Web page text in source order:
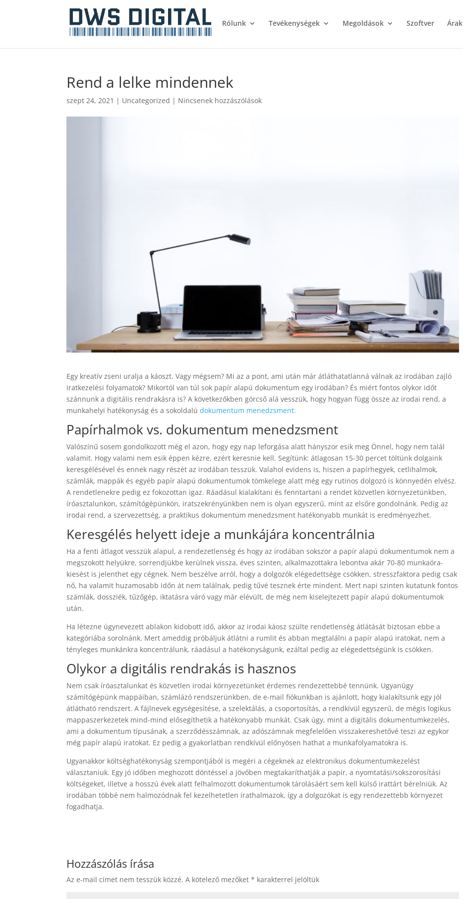
Rólunk Tevékenységek Megoldások Szoftver Árak
Rend a lelke mindennek
szept 24, 2021 | Uncategorized | Nincsenek hozzászólások
Egy kreatív zseni uralja a káoszt. Vagy mégsem? Mi az a pont, ami után már átláthatatlanná válnak az irodában zajló
iratkezelési folyamatok? Mikortól van túl sok papír alapú dokumentum egy irodában? És miért fontos olykor időt
szánnunk a digitális rendrakásra is? A következőkben górcső alá vesszük, hogy hogyan függ össze az irodai rend, a
munkahelyi hatékonyság és a sokoldalúdokumentum menedzsment.
Papírhalmok vs. dokumentum menedzsment
Valószínű sosem gondolkozott még el azon, hogy egy nap leforgása alatt hányszor esik meg Önnel, hogy nem talál
valamit. Hogy valami nem esik éppen kézre, ezért keresnie kell. Segítünk: átlagosan 15-30 percet töltünk dolgaink
keresgélésével és ennek nagy részét az irodában tesszük. Valahol evidens is, hiszen a papírhegyek, cetlihalmok,
számlák, mappák és egyéb papír alapú dokumentumok tömkelege alatt még egy rutinos dolgozó is könnyedén elvész.
A rendetlenekre pedig ez fokozottan igaz. Ráadásul kialakítani és fenntartani a rendet közvetlen környezetünkben,
íróasztalunkon, számítógépünkön, iratszekrényünkben nem is olyan egyszerű, mint az elsőre gondolnánk. Pedig az
irodai rend, a szervezettség, a praktikus dokumentum menedzsment hatékonyabb munkát is eredményezhet.
Keresgélés helyett ideje a munkájára koncentrálnia
Ha a fenti átlagot vesszük alapul, a rendezetlenség és hogy az irodában sokszor a papír alapú dokumentumok nem a
megszokott helyükre, sorrendjükbe kerülnek vissza, éves szinten, alkalmazottakra lebontva akár 70-80 munkaóra-
kiesést is jelenthet egy cégnek. Nem beszélve arról, hogy a dolgozók elégedettsége csökken, stresszfaktora pedig csak
nő, ha valamit huzamosabb időn át nem találnak, pedig tűvé tesznek érte mindent. Mert napi szinten kutatunk fontos
számlák, dossziék, tűzőgép, iktatásra váró vagy már elévült, de még nem kiselejtezett papír alapú dokumentumok
után.
Ha létezne úgynevezett ablakon kidobott idő, akkor az irodai káosz szülte rendetlenség átlátását biztosan ebbe a
kategóriába sorolnánk. Mert ameddig próbáljuk átlátni a rumlit és abban megtalálni a papír alapú iratokat, nem a
tényleges munkánkra koncentrálunk, ráadásul a hatékonyságunk, ezáltal pedig az elégedettségünk is csökken.
Olykor a digitális rendrakás is hasznos
Nem csak íróasztalunkat és közvetlen irodai környezetünket érdemes rendezettebbé tennünk. Ugyanúgy
számítógépünk mappáiban, számlázó rendszerünkben, de e-mail fiókunkban is ajánlott, hogy kialakítsunk egy jól
átlátható rendszert. A fájlnevek egységesítése, a szelektálás, a csoportosítás, a rendkívül egyszerű, de mégis logikus
mappaszerkezetek mind-mind elősegíthetik a hatékonyabb munkát. Csak úgy, mint a digitális dokumentumkezelés,
ami a dokumentum típusának, a szerződésszámnak, az adószámnak megfelelően visszakereshetővé teszi az egykor
még papír alapú iratokat. Ez pedig a gyakorlatban rendkívül előnyösen hathat a munkafolyamatokra is.
Ugyanakkor költséghatékonyság szempontjából is megéri a cégeknek az elektronikus dokumentumkezelést
választaniuk. Egy jó időben meghozott döntéssel a jövőben megtakaríthatják a papír, a nyomtatási/sokszorosítási
költségeket, illetve a hosszú évek alatt felhalmozott dokumentumok tárolásáért sem kell külső irattárt bérelniük. Az
irodában többé nem halmozódnak fel kezelhetetlen irathalmazok, így a dolgozókat is egy rendezettebb környezet
fogadhatja.
Hozzászólás írása
Az e-mail címet nem tesszük közzé. A kötelező mezőket* karakterrel jelöltük